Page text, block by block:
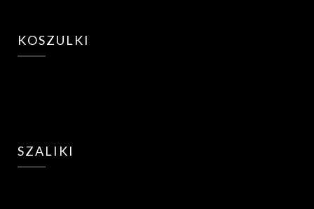
KOSZULKI
SZALIKI